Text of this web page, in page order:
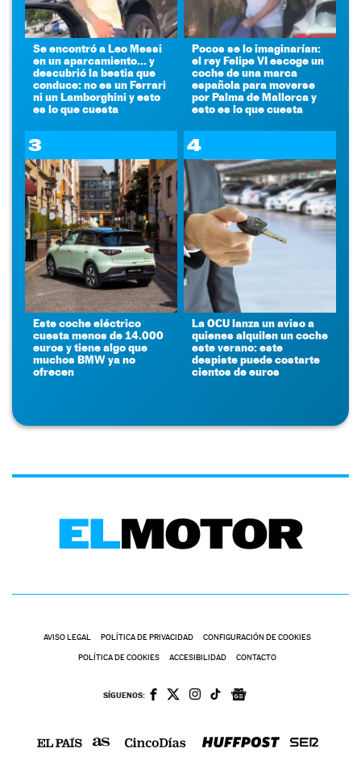
Se encontró a Leo Messi
en un aparcamiento... y
descubrió la bestia que
conduce: no es un Ferrari
ni un Lamborghini y esto
es lo que cuesta
Pocos se lo imaginarían:
el rey Felipe VI escoge un
coche de una marca
española para moverse
por Palma de Mallorca y
esto es lo que cuesta
3
Este coche eléctrico
cuesta menos de 14.000
euros y tiene algo que
muchos BMW ya no
ofrecen
4
La OCU lanza un aviso a
quienes alquilen un coche
este verano: este
despiste puede costarte
cientos de euros
AVISO LEGAL POLÍTICA DE PRIVACIDAD CONFIGURACIÓN DE COOKIES
POLÍTICA DE COOKIES ACCESIBILIDAD CONTACTO
SÍGUENOS: